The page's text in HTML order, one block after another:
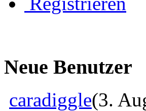
Neue Benutzer
caradiggle(3.